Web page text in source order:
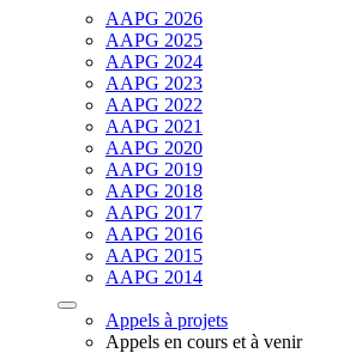
AAPG 2026
AAPG 2025
AAPG 2024
AAPG 2023
AAPG 2022
AAPG 2021
AAPG 2020
AAPG 2019
AAPG 2018
AAPG 2017
AAPG 2016
AAPG 2015
AAPG 2014
Appels à projets
Appels en cours et à venir